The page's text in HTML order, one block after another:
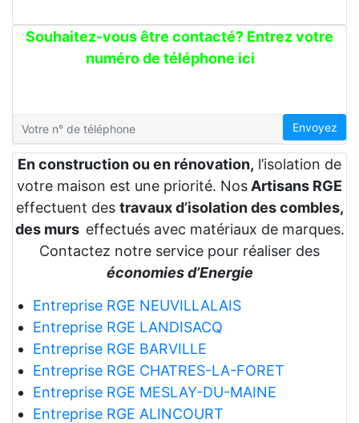
Souhaitez-vous être contacté? Entrez votre
numéro de téléphone ici
Envoyez
En construction ou en rénovation, l’isolation de
votre maison est une priorité. Nos Artisans RGE
effectuent des travaux d’isolation des combles,
des murs effectués avec matériaux de marques.
Contactez notre service pour réaliser des
économies d’Energie
Entreprise RGE NEUVILLALAIS
Entreprise RGE LANDISACQ
Entreprise RGE BARVILLE
Entreprise RGE CHATRES-LA-FORET
Entreprise RGE MESLAY-DU-MAINE
Entreprise RGE ALINCOURT